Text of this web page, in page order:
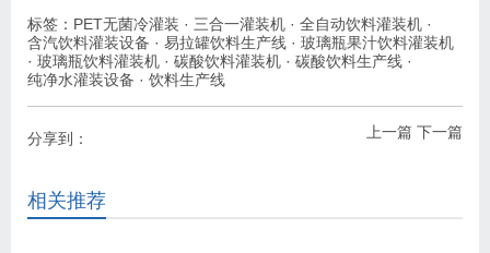
标签： PET无菌冷灌装 · 三合一灌装机 · 全自动饮料灌装机 ·
含汽饮料灌装设备 · 易拉罐饮料生产线 · 玻璃瓶果汁饮料灌装机
· 玻璃瓶饮料灌装机 · 碳酸饮料灌装机 · 碳酸饮料生产线 ·
纯净水灌装设备 · 饮料生产线
上一篇 下一篇
分享到：
相关推荐